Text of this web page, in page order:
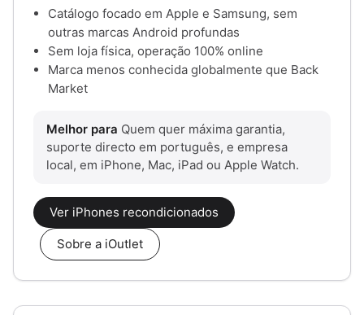
Catálogo focado em Apple e Samsung, sem
outras marcas Android profundas
Sem loja física, operação 100% online
Marca menos conhecida globalmente que Back
Market
Melhor para Quem quer máxima garantia,
suporte directo em português, e empresa
local, em iPhone, Mac, iPad ou Apple Watch.
Ver iPhones recondicionados
Sobre a iOutlet